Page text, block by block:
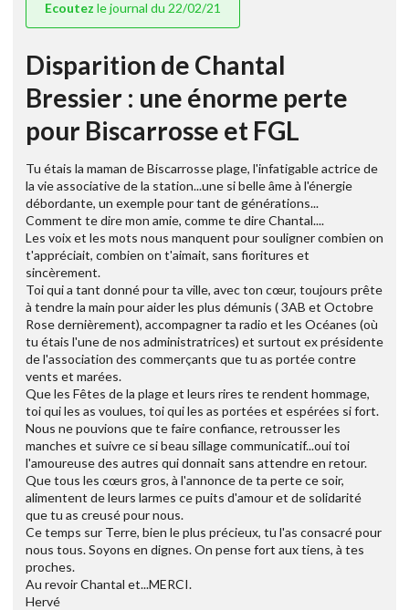
Ecoutez le journal du 22/02/21
Disparition de Chantal
Bressier : une énorme perte
pour Biscarrosse et FGL
Tu étais la maman de Biscarrosse plage, l'infatigable actrice de
la vie associative de la station...une si belle âme à l'énergie
débordante, un exemple pour tant de générations...
Comment te dire mon amie, comme te dire Chantal....
Les voix et les mots nous manquent pour souligner combien on
t'appréciait, combien on t'aimait, sans fioritures et
sincèrement.
Toi qui a tant donné pour ta ville, avec ton cœur, toujours prête
à tendre la main pour aider les plus démunis ( 3AB et Octobre
Rose dernièrement), accompagner ta radio et les Océanes (où
tu étais l'une de nos administratrices) et surtout ex présidente
de l'association des commerçants que tu as portée contre
vents et marées.
Que les Fêtes de la plage et leurs rires te rendent hommage,
toi qui les as voulues, toi qui les as portées et espérées si fort.
Nous ne pouvions que te faire confiance, retrousser les
manches et suivre ce si beau sillage communicatif...oui toi
l'amoureuse des autres qui donnait sans attendre en retour.
Que tous les cœurs gros, à l'annonce de ta perte ce soir,
alimentent de leurs larmes ce puits d'amour et de solidarité
que tu as creusé pour nous.
Ce temps sur Terre, bien le plus précieux, tu l'as consacré pour
nous tous. Soyons en dignes. On pense fort aux tiens, à tes
proches.
Au revoir Chantal et...MERCI.
Hervé